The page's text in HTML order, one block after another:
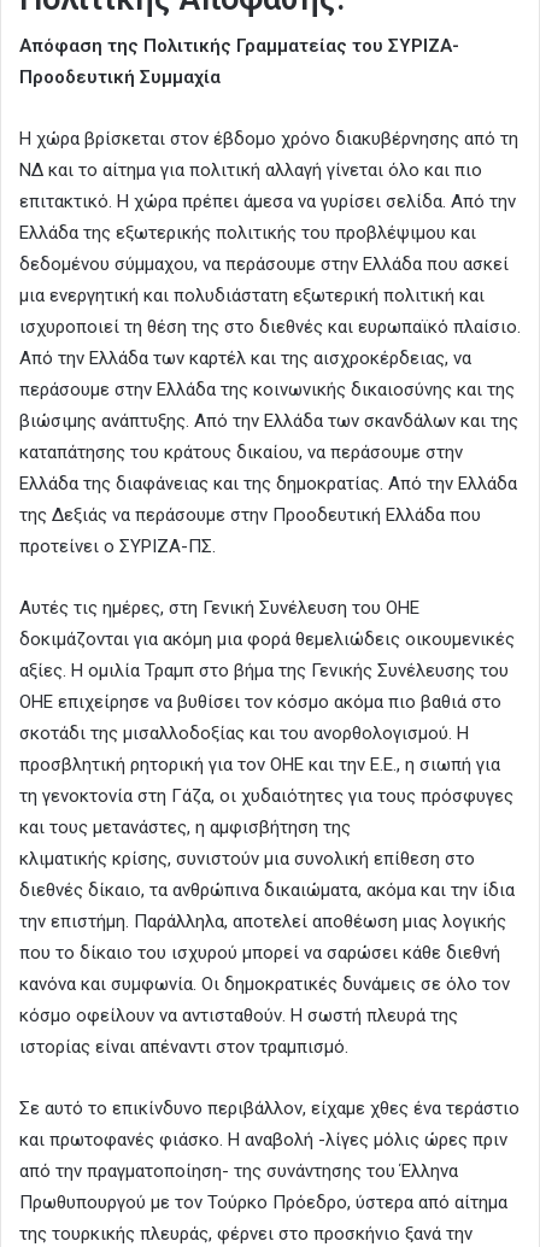
Απόφαση της Πολιτικής Γραμματείας του ΣΥΡΙΖΑ-
Προοδευτική Συμμαχία
Η χώρα βρίσκεται στον έβδομο χρόνο διακυβέρνησης από τη
ΝΔ και το αίτημα για πολιτική αλλαγή γίνεται όλο και πιο
επιτακτικό. Η χώρα πρέπει άμεσα να γυρίσει σελίδα. Από την
Ελλάδα της εξωτερικής πολιτικής του προβλέψιμου και
δεδομένου σύμμαχου, να περάσουμε στην Ελλάδα που ασκεί
μια ενεργητική και πολυδιάστατη εξωτερική πολιτική και
ισχυροποιεί τη θέση της στο διεθνές και ευρωπαϊκό πλαίσιο.
Από την Ελλάδα των καρτέλ και της αισχροκέρδειας, να
περάσουμε στην Ελλάδα της κοινωνικής δικαιοσύνης και της
βιώσιμης ανάπτυξης. Από την Ελλάδα των σκανδάλων και της
καταπάτησης του κράτους δικαίου, να περάσουμε στην
Ελλάδα της διαφάνειας και της δημοκρατίας. Από την Ελλάδα
της Δεξιάς να περάσουμε στην Προοδευτική Ελλάδα που
προτείνει ο ΣΥΡΙΖΑ-ΠΣ.
Αυτές τις ημέρες, στη Γενική Συνέλευση του ΟΗΕ
δοκιμάζονται για ακόμη μια φορά θεμελιώδεις οικουμενικές
αξίες. Η ομιλία Τραμπ στο βήμα της Γενικής Συνέλευσης του
ΟΗΕ επιχείρησε να βυθίσει τον κόσμο ακόμα πιο βαθιά στο
σκοτάδι της μισαλλοδοξίας και του ανορθολογισμού. Η
προσβλητική ρητορική για τον ΟΗΕ και την Ε.Ε., η σιωπή για
τη γενοκτονία στη Γάζα, οι χυδαιότητες για τους πρόσφυγες
και τους μετανάστες, η αμφισβήτηση της
κλιματικής κρίσης, συνιστούν μια συνολική επίθεση στο
διεθνές δίκαιο, τα ανθρώπινα δικαιώματα, ακόμα και την ίδια
την επιστήμη. Παράλληλα, αποτελεί αποθέωση μιας λογικής
που το δίκαιο του ισχυρού μπορεί να σαρώσει κάθε διεθνή
κανόνα και συμφωνία. Οι δημοκρατικές δυνάμεις σε όλο τον
κόσμο οφείλουν να αντισταθούν. Η σωστή πλευρά της
ιστορίας είναι απέναντι στον τραμπισμό.
Σε αυτό το επικίνδυνο περιβάλλον, είχαμε χθες ένα τεράστιο
και πρωτοφανές φιάσκο. Η αναβολή -λίγες μόλις ώρες πριν
από την πραγματοποίηση- της συνάντησης του Έλληνα
Πρωθυπουργού με τον Τούρκο Πρόεδρο, ύστερα από αίτημα
της τουρκικής πλευράς, φέρνει στο προσκήνιο ξανά την